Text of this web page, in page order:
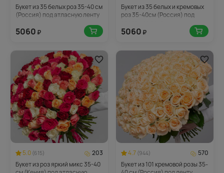
Букет из 35 белых роз 35-40 см
(Россия) под атласную ленту
5060 ₽
Букет из 35 белых и кремовых
роз 35-40см (Россия) под
5060 ₽
5.0 (615)
203
Букет из роз яркий микс 35-40
4.7 (944)
570
Букет из 101 кремовой розы 35-